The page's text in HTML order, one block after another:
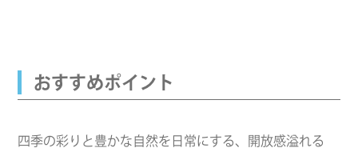
おすすめポイント
四季の彩りと豊かな自然を日常にする、開放感溢れる